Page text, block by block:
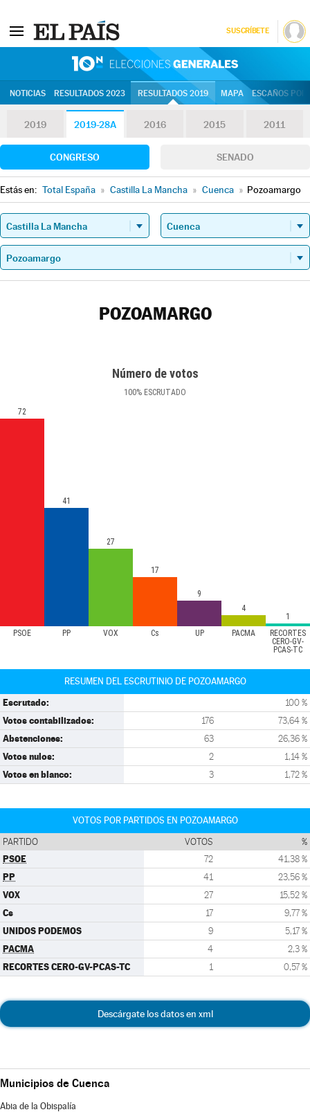
SUSCRÍBETE
NOTICIAS RESULTADOS 2023 RESULTADOS 2019 MAPA ESCAÑOS
2019 2019-28A 2016 2015 2011
CONGRESO SENADO
Estás en: Total España » Castilla La Mancha » Cuenca » Pozoamargo
POZOAMARGO
Número de votos
100% ESCRUTADO
PSOE PP VOX Cs UP PACMA
RECORTES
CERO-GV-
PCAS-TC
72
41
27
17
9
4
1
RESUMEN DEL ESCRUTINIO DE POZOAMARGO
Escrutado: 100 %
Votos contabilizados: 176 73,64 %
Abstenciones: 63 26,36 %
Votos nulos: 2 1,14 %
Votos en blanco: 3 1,72 %
VOTOS POR PARTIDOS EN POZOAMARGO
PARTIDO VOTOS %
PSOE 72 41,38 %
PP 41 23,56 %
VOX 27 15,52 %
Cs 17 9,77 %
UNIDOS PODEMOS 9 5,17 %
PACMA 4 2,3 %
RECORTES CERO-GV-PCAS-TC 1 0,57 %
Descárgate los datos en xml
Municipios de Cuenca
Abia de la Obispalía